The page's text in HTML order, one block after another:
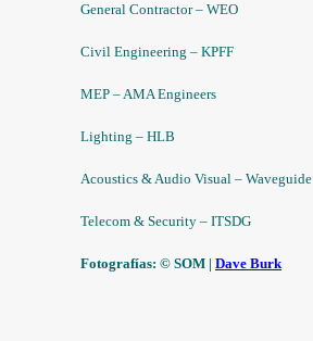
General Contractor – WEO
Civil Engineering – KPFF
MEP – AMA Engineers
Lighting – HLB
Acoustics & Audio Visual – Waveguide
Telecom & Security – ITSDG
Fotografías: © SOM | Dave Burk